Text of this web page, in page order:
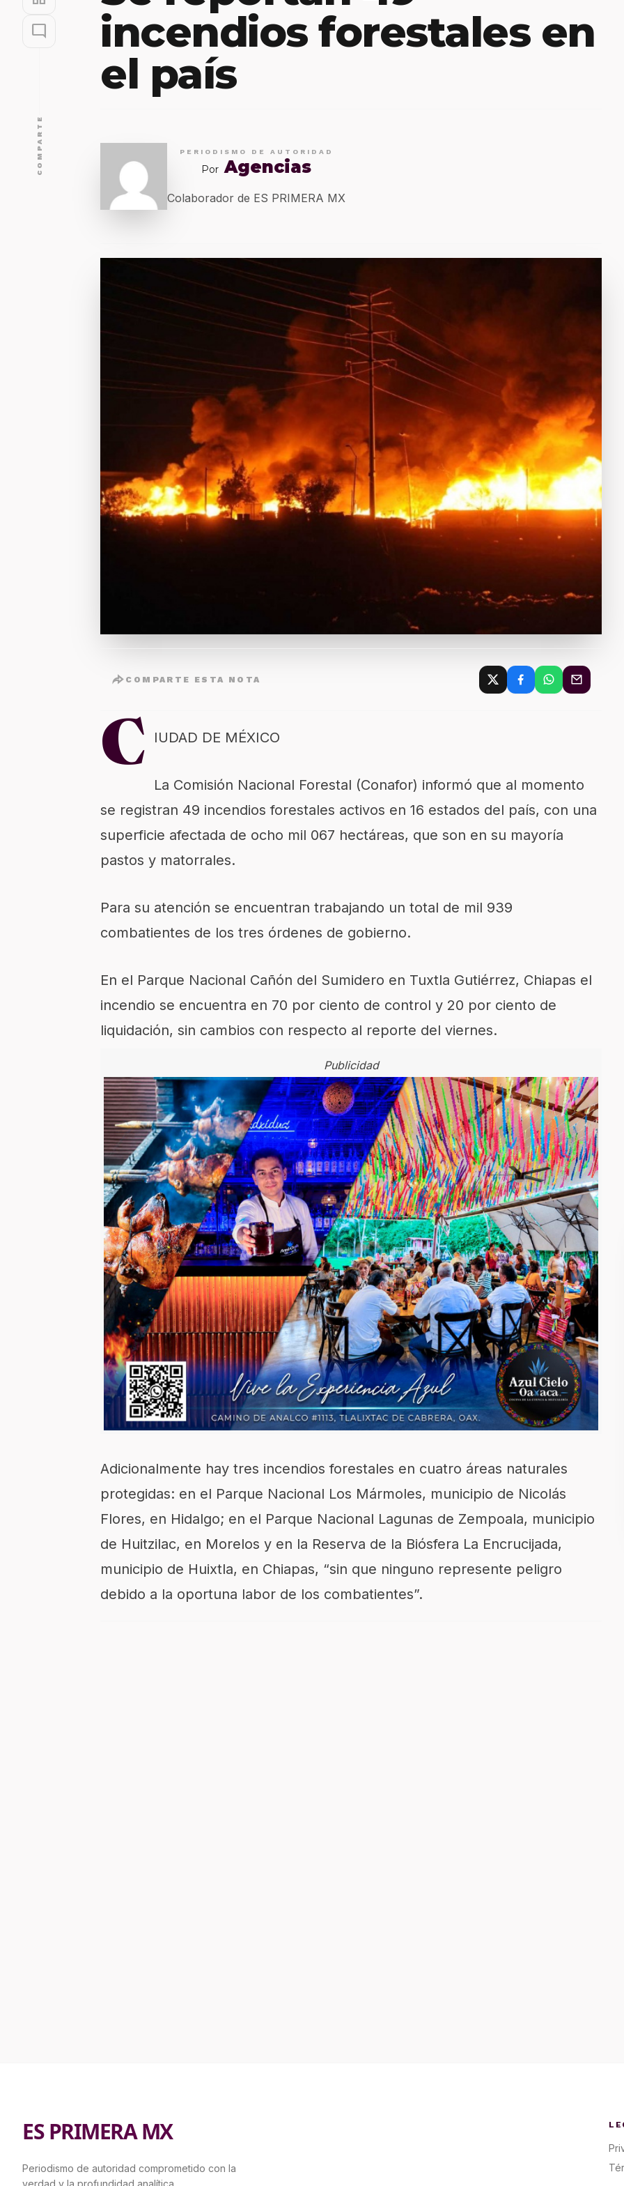
mode_comment
COMPARTE
incendios forestales en
el país
PERIODISMO DE AUTORIDAD
Por Agencias
Colaborador de ES PRIMERA MX
COMPARTE ESTA NOTA
C IUDAD DE MÉXICO
La Comisión Nacional Forestal (Conafor) informó que al momento
se registran 49 incendios forestales activos en 16 estados del país, con una
superficie afectada de ocho mil 067 hectáreas, que son en su mayoría
pastos y matorrales.
Para su atención se encuentran trabajando un total de mil 939
combatientes de los tres órdenes de gobierno.
En el Parque Nacional Cañón del Sumidero en Tuxtla Gutiérrez, Chiapas el
incendio se encuentra en 70 por ciento de control y 20 por ciento de
liquidación, sin cambios con respecto al reporte del viernes.
Publicidad
Adicionalmente hay tres incendios forestales en cuatro áreas naturales
protegidas: en el Parque Nacional Los Mármoles, municipio de Nicolás
Flores, en Hidalgo; en el Parque Nacional Lagunas de Zempoala, municipio
de Huitzilac, en Morelos y en la Reserva de la Biósfera La Encrucijada,
municipio de Huixtla, en Chiapas, “sin que ninguno represente peligro
debido a la oportuna labor de los combatientes”.
ES PRIMERA MX
Periodismo de autoridad comprometido con la
verdad y la profundidad analítica.